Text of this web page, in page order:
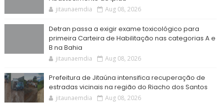
jitaunaemdia Aug 08, 2026
Detran passa a exigir exame toxicológico para
primeira Carteira de Habilitação nas categorias A e
B na Bahia
jitaunaemdia Aug 08, 2026
Prefeitura de Jitaúna intensifica recuperação de
estradas vicinais na região do Riacho dos Santos
jitaunaemdia Aug 08, 2026